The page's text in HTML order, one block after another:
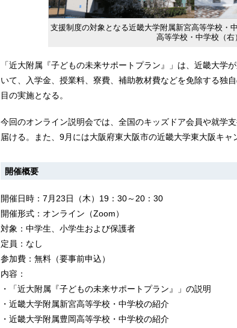
支援制度の対象となる近畿大学附属新宮高等学校・
高等学校・中学校（右）
「近大附属『子どもの未来サポートプラン』」は、近畿大学
いて、入学金、授業料、寮費、補助教材費などを免除する独
目の実施となる。
今回のオンライン説明会では、全国のキッズドア会員や就学
届ける。また、9月には大阪府東大阪市の近畿大学東大阪キャ
開催概要
開催日時：7月23日（木）19：30～20：30
開催形式：オンライン（Zoom）
対象：中学生、小学生および保護者
定員：なし
参加費：無料（要事前申込）
内容：
・「近大附属『子どもの未来サポートプラン』」の説明
・近畿大学附属新宮高等学校・中学校の紹介
・近畿大学附属豊岡高等学校・中学校の紹介